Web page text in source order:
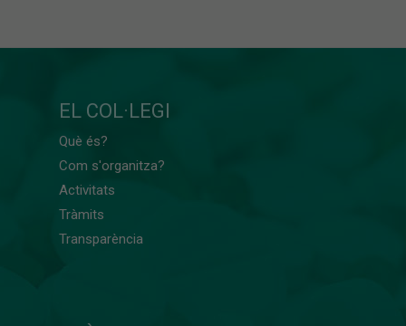
EL COL·LEGI
Què és?
Com s'organitza?
Activitats
Tràmits
Transparència